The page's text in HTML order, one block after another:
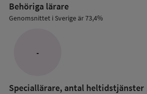
Behöriga lärare
Genomsnittet i Sverige är 73,4%
-
Speciallärare, antal heltidstjänster